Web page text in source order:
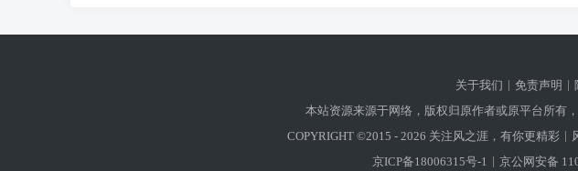
关于我们 免责声明
本站资源来源于网络，版权归原作者或原平台所有
COPYRIGHT ©2015 - 2026 关注风之涯，有你更精彩
京ICP备18006315号-1
京公网安备